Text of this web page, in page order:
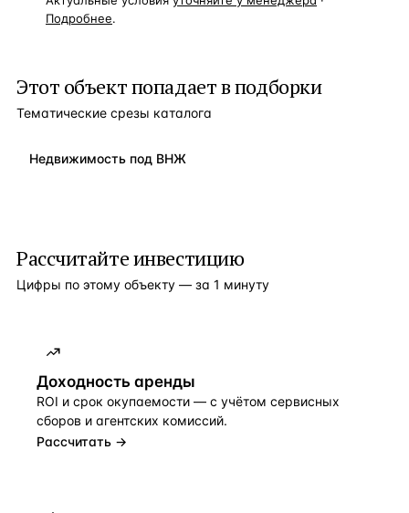
Подробнее.
Этот объект попадает в подборки
Тематические срезы каталога
Недвижимость под ВНЖ
Рассчитайте инвестицию
Цифры по этому объекту — за 1 минуту
Доходность аренды
ROI и срок окупаемости — с учётом сервисных
сборов и агентских комиссий.
Рассчитать →